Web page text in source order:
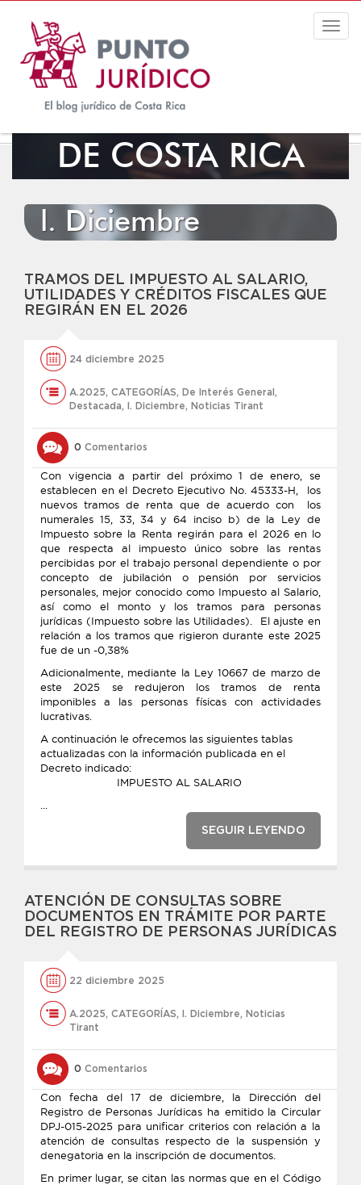
EL BLOG JURÍDICO
DE COSTA RICA
l. Diciembre
TRAMOS DEL IMPUESTO AL SALARIO,
UTILIDADES Y CRÉDITOS FISCALES QUE
REGIRÁN EN EL 2026
24 diciembre 2025
A.2025, CATEGORÍAS, De Interés General ,
Destacada, l. Diciembre, Noticias Tirant
0 Comentarios
Con vigencia a partir del próximo 1 de enero, se
establecen en el Decreto Ejecutivo No. 45333-H, los
nuevos tramos de renta que de acuerdo con los
numerales 15, 33, 34 y 64 inciso b) de la Ley de
Impuesto sobre la Renta regirán para el 2026 en lo
que respecta al impuesto único sobre las rentas
percibidas por el trabajo personal dependiente o por
concepto de jubilación o pensión por servicios
personales, mejor conocido como Impuesto al Salario,
así como el monto y los tramos para personas
jurídicas (Impuesto sobre las Utilidades). El ajuste en
relación a los tramos que rigieron durante este 2025
fue de un -0,38%
Adicionalmente, mediante la Ley 10667 de marzo de
este 2025 se redujeron los tramos de renta
imponibles a las personas físicas con actividades
lucrativas.
A continuación le ofrecemos las siguientes tablas
actualizadas con la información publicada en el
Decreto indicado:
IMPUESTO AL SALARIO
SEGUIR LEYENDO
ATENCIÓN DE CONSULTAS SOBRE
DOCUMENTOS EN TRÁMITE POR PARTE
DEL REGISTRO DE PERSONAS JURÍDICAS
22 diciembre 2025
A.2025, CATEGORÍAS, l. Diciembre, Noticias
Tirant
0 Comentarios
Con fecha del 17 de diciembre, la Dirección del
Registro de Personas Jurídicas ha emitido la Circular
DPJ-015-2025 para unificar criterios con relación a la
atención de consultas respecto de la suspensión y
denegatoria en la inscripción de documentos.
En primer lugar, se citan las normas que en el Código